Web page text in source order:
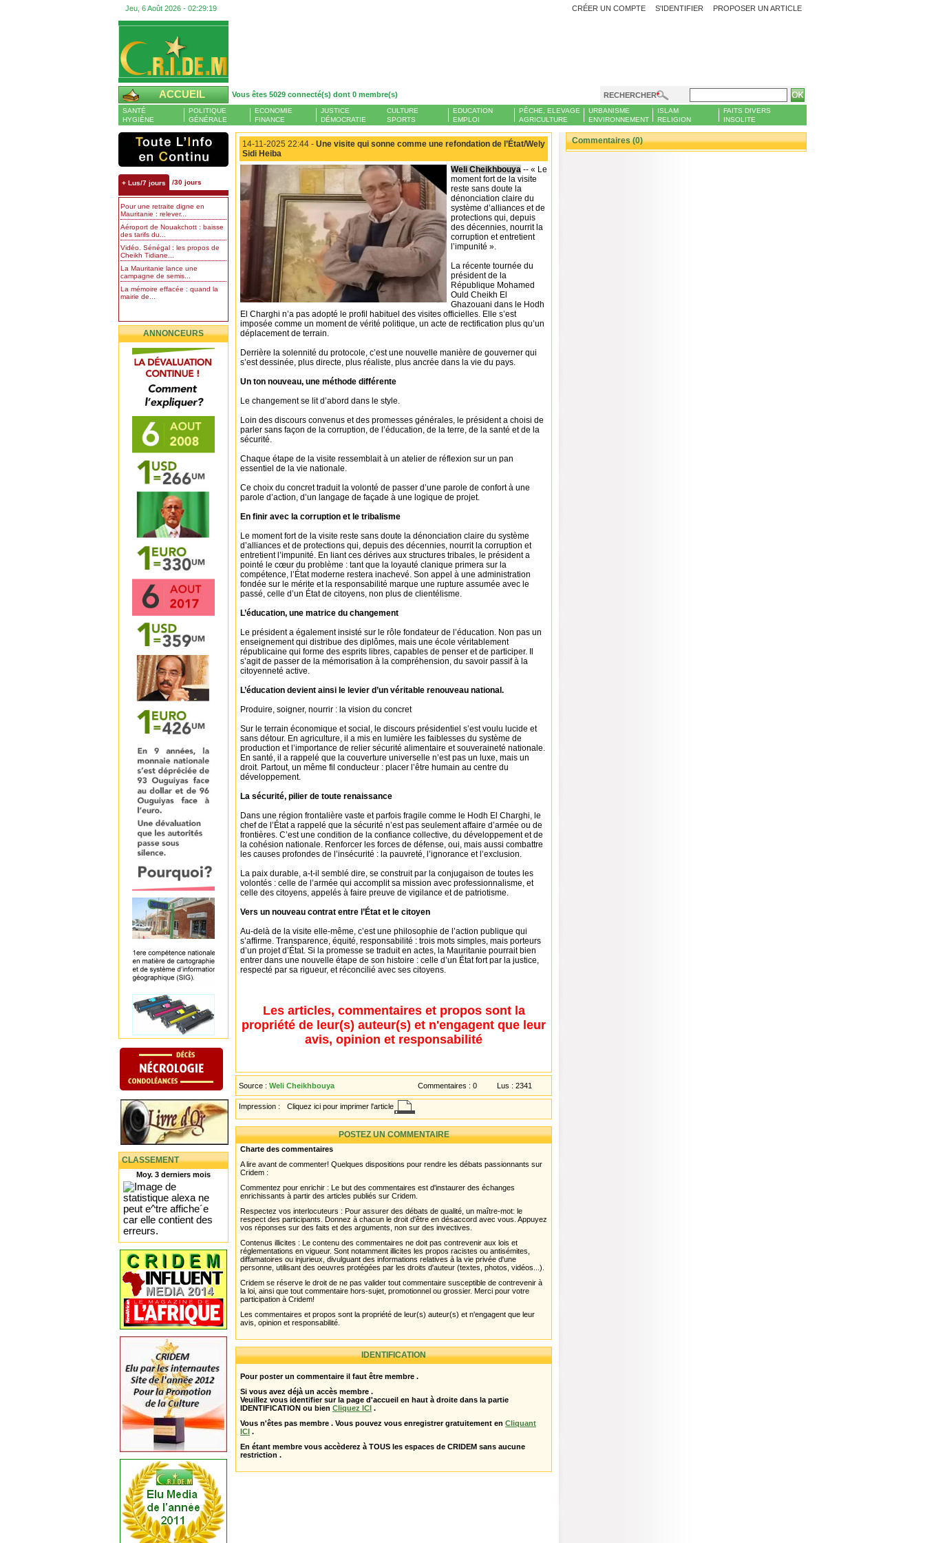
Jeu, 6 Août 2026 - 02:29:20 PROPOSER UN ARTICLE
CRÉER UN COMPTE S'IDENTIFIER
ACCUEIL Vous êtes 5029 connecté(s) dont 0 membre(s) RECHERCHER
SANTÉ
HYGIÈNE
POLITIQUE
GÉNÉRALE
ECONOMIE
FINANCE
JUSTICE
DÉMOCRATIE
CULTURE
SPORTS
EDUCATION
EMPLOI
PÊCHE, ELEVAGE
AGRICULTURE
URBANISME
ENVIRONNEMENT
ISLAM
RELIGION
FAITS DIVERS
INSOLITE
+ Lus/7 jours /30 jours
Pour une retraite digne en
Mauritanie : relever...
Aéroport de Nouakchott : baisse
des tarifs du...
Vidéo. Sénégal : les propos de
Cheikh Tidiane...
La Mauritanie lance une
campagne de semis...
La mémoire effacée : quand la
mairie de...
ANNONCEURS
CLASSEMENT
Moy. 3 derniers mois
14-11-2025 22:44 - Une visite qui sonne comme une refondation de l’État/Wely
Sidi Heiba
Weli Cheikhbouya -- « Le
moment fort de la visite
reste sans doute la
dénonciation claire du
système d’alliances et de
protections qui, depuis
des décennies, nourrit la
corruption et entretient
l’impunité ».
La récente tournée du
président de la
République Mohamed
Ould Cheikh El
Ghazouani dans le Hodh
El Charghi n’a pas adopté le profil habituel des visites officielles. Elle s’est
imposée comme un moment de vérité politique, un acte de rectification plus qu’un
déplacement de terrain.
Derrière la solennité du protocole, c’est une nouvelle manière de gouverner qui
s’est dessinée, plus directe, plus réaliste, plus ancrée dans la vie du pays.
Un ton nouveau, une méthode différente
Le changement se lit d’abord dans le style.
Loin des discours convenus et des promesses générales, le président a choisi de
parler sans façon de la corruption, de l’éducation, de la terre, de la santé et de la
sécurité.
Chaque étape de la visite ressemblait à un atelier de réflexion sur un pan
essentiel de la vie nationale.
Ce choix du concret traduit la volonté de passer d’une parole de confort à une
parole d’action, d’un langage de façade à une logique de projet.
En finir avec la corruption et le tribalisme
Le moment fort de la visite reste sans doute la dénonciation claire du système
d’alliances et de protections qui, depuis des décennies, nourrit la corruption et
entretient l’impunité. En liant ces dérives aux structures tribales, le président a
pointé le cœur du problème : tant que la loyauté clanique primera sur la
compétence, l’État moderne restera inachevé. Son appel à une administration
fondée sur le mérite et la responsabilité marque une rupture assumée avec le
passé, celle d’un État de citoyens, non plus de clientélisme.
L’éducation, une matrice du changement
Le président a également insisté sur le rôle fondateur de l’éducation. Non pas un
enseignement qui distribue des diplômes, mais une école véritablement
républicaine qui forme des esprits libres, capables de penser et de participer. Il
s’agit de passer de la mémorisation à la compréhension, du savoir passif à la
citoyenneté active.
L’éducation devient ainsi le levier d’un véritable renouveau national.
Produire, soigner, nourrir : la vision du concret
Sur le terrain économique et social, le discours présidentiel s’est voulu lucide et
sans détour. En agriculture, il a mis en lumière les faiblesses du système de
production et l’importance de relier sécurité alimentaire et souveraineté nationale.
En santé, il a rappelé que la couverture universelle n’est pas un luxe, mais un
droit. Partout, un même fil conducteur : placer l’être humain au centre du
développement.
La sécurité, pilier de toute renaissance
Dans une région frontalière vaste et parfois fragile comme le Hodh El Charghi, le
chef de l’État a rappelé que la sécurité n’est pas seulement affaire d’armée ou de
frontières. C’est une condition de la confiance collective, du développement et de
la cohésion nationale. Renforcer les forces de défense, oui, mais aussi combattre
les causes profondes de l’insécurité : la pauvreté, l’ignorance et l’exclusion.
La paix durable, a-t-il semblé dire, se construit par la conjugaison de toutes les
volontés : celle de l’armée qui accomplit sa mission avec professionnalisme, et
celle des citoyens, appelés à faire preuve de vigilance et de patriotisme.
Vers un nouveau contrat entre l’État et le citoyen
Au-delà de la visite elle-même, c’est une philosophie de l’action publique qui
s’affirme. Transparence, équité, responsabilité : trois mots simples, mais porteurs
d’un projet d’État. Si la promesse se traduit en actes, la Mauritanie pourrait bien
entrer dans une nouvelle étape de son histoire : celle d’un État fort par la justice,
respecté par sa rigueur, et réconcilié avec ses citoyens.
Les articles, commentaires et propos sont la
propriété de leur(s) auteur(s) et n'engagent que leur
avis, opinion et responsabilité
Source : Weli Cheikhbouya Commentaires : 0 Lus : 2341
Impression : Cliquez ici pour imprimer l'article
POSTEZ UN COMMENTAIRE
Charte des commentaires
A lire avant de commenter! Quelques dispositions pour rendre les débats passionnants sur
Cridem :
Commentez pour enrichir : Le but des commentaires est d'instaurer des échanges
enrichissants à partir des articles publiés sur Cridem.
Respectez vos interlocuteurs : Pour assurer des débats de qualité, un maître-mot: le
respect des participants. Donnez à chacun le droit d'être en désaccord avec vous. Appuyez
vos réponses sur des faits et des arguments, non sur des invectives.
Contenus illicites : Le contenu des commentaires ne doit pas contrevenir aux lois et
réglementations en vigueur. Sont notamment illicites les propos racistes ou antisémites,
diffamatoires ou injurieux, divulguant des informations relatives à la vie privée d'une
personne, utilisant des oeuvres protégées par les droits d'auteur (textes, photos, vidéos...).
Cridem se réserve le droit de ne pas valider tout commentaire susceptible de contrevenir à
la loi, ainsi que tout commentaire hors-sujet, promotionnel ou grossier. Merci pour votre
participation à Cridem!
Les commentaires et propos sont la propriété de leur(s) auteur(s) et n'engagent que leur
avis, opinion et responsabilité.
IDENTIFICATION
Pour poster un commentaire il faut être membre .
Si vous avez déjà un accès membre .
Veuillez vous identifier sur la page d'accueil en haut à droite dans la partie
IDENTIFICATION ou bien Cliquez ICI .
Vous n'êtes pas membre . Vous pouvez vous enregistrer gratuitement en Cliquant
ICI .
En étant membre vous accèderez à TOUS les espaces de CRIDEM sans aucune
restriction .
Commentaires (0)